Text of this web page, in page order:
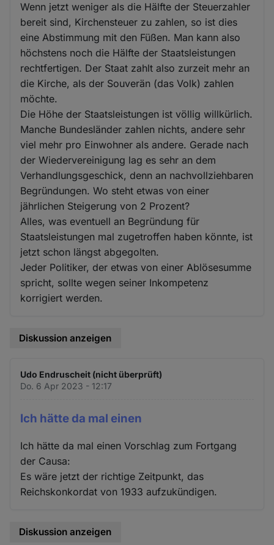
Wenn jetzt weniger als die Hälfte der Steuerzahler
bereit sind, Kirchensteuer zu zahlen, so ist dies
eine Abstimmung mit den Füßen. Man kann also
höchstens noch die Hälfte der Staatsleistungen
rechtfertigen. Der Staat zahlt also zurzeit mehr an
die Kirche, als der Souverän (das Volk) zahlen
möchte.
Die Höhe der Staatsleistungen ist völlig willkürlich.
Manche Bundesländer zahlen nichts, andere sehr
viel mehr pro Einwohner als andere. Gerade nach
der Wiedervereinigung lag es sehr an dem
Verhandlungsgeschick, denn an nachvollziehbaren
Begründungen. Wo steht etwas von einer
jährlichen Steigerung von 2 Prozent?
Alles, was eventuell an Begründung für
Staatsleistungen mal zugetroffen haben könnte, ist
jetzt schon längst abgegolten.
Jeder Politiker, der etwas von einer Ablösesumme
spricht, sollte wegen seiner Inkompetenz
korrigiert werden.
Diskussion anzeigen
Udo Endruscheit (nicht überprüft)
Do. 6 Apr 2023 - 12:17
Ich hätte da mal einen
Ich hätte da mal einen Vorschlag zum Fortgang
der Causa:
Es wäre jetzt der richtige Zeitpunkt, das
Reichskonkordat von 1933 aufzukündigen.
Diskussion anzeigen